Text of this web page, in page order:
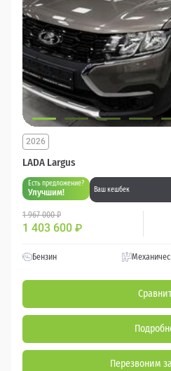
LADA Largus
2026
Есть предложение?
Улучшим! Ваш кешбек
1 967 000 ₽
1 403 600 ₽
Бензин
Перезвоним